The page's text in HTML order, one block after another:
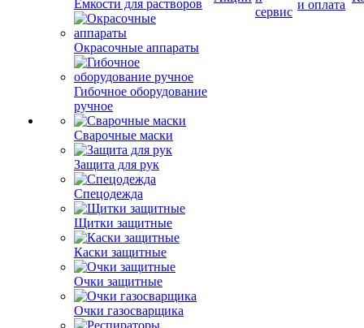
Емкости для растворов
Окрасочные аппараты
Гибочное оборудование
ручное
Сварочные маски
Защита для рук
Спецодежда
Щитки защитные
Каски защитные
Очки защитные
Очки газосварщика
сервис
и оплата